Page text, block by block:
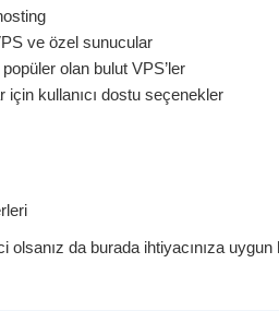
ve özel sunucular
olan bulut VPS’ler
kullanıcı dostu seçenekler
da burada ihtiyacınıza